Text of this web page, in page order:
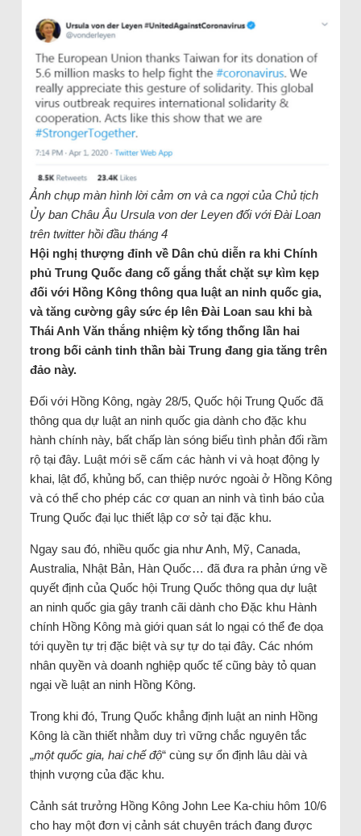
Ảnh chụp màn hình lời cảm ơn và ca ngợi của Chủ tịch
Ủy ban Châu Âu Ursula von der Leyen đối với Đài Loan
trên twitter hồi đầu tháng 4
Hội nghị thượng đỉnh về Dân chủ diễn ra khi Chính
phủ Trung Quốc đang cố gắng thắt chặt sự kìm kẹp
đối với Hồng Kông thông qua luật an ninh quốc gia,
và tăng cường gây sức ép lên Đài Loan sau khi bà
Thái Anh Văn thắng nhiệm kỳ tổng thống lần hai
trong bối cảnh tinh thần bài Trung đang gia tăng trên
đảo này.
Đối với Hồng Kông, ngày 28/5, Quốc hội Trung Quốc đã
thông qua dự luật an ninh quốc gia dành cho đặc khu
hành chính này, bất chấp làn sóng biểu tình phản đối rầm
rộ tại đây. Luật mới sẽ cấm các hành vi và hoạt động ly
khai, lật đổ, khủng bố, can thiệp nước ngoài ở Hồng Kông
và có thể cho phép các cơ quan an ninh và tình báo của
Trung Quốc đại lục thiết lập cơ sở tại đặc khu.
Ngay sau đó, nhiều quốc gia như Anh, Mỹ, Canada,
Australia, Nhật Bản, Hàn Quốc… đã đưa ra phản ứng về
quyết định của Quốc hội Trung Quốc thông qua dự luật
an ninh quốc gia gây tranh cãi dành cho Đặc khu Hành
chính Hồng Kông mà giới quan sát lo ngại có thể đe dọa
tới quyền tự trị đặc biệt và sự tự do tại đây. Các nhóm
nhân quyền và doanh nghiệp quốc tế cũng bày tỏ quan
ngại về luật an ninh Hồng Kông.
Trong khi đó, Trung Quốc khẳng định luật an ninh Hồng
Kông là cần thiết nhằm duy trì vững chắc nguyên tắc
„một quốc gia, hai chế độ“ cùng sự ổn định lâu dài và
thịnh vượng của đặc khu.
Cảnh sát trưởng Hồng Kông John Lee Ka-chiu hôm 10/6
cho hay một đơn vị cảnh sát chuyên trách đang được